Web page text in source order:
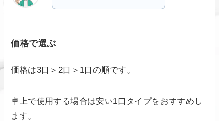
価格で選ぶ
価格は3口＞2口＞1口の順です。
卓上で使用する場合は安い1口タイプをおすすめし
ます。